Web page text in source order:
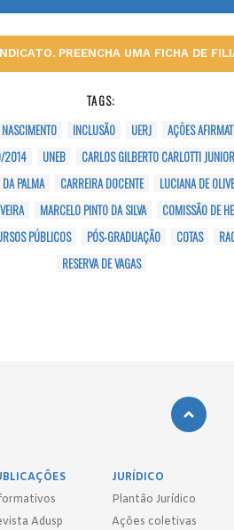
PREENCHA UMA FICHA DE
TAGS:
INCLUSÃO UERJ
AÇÕES
2014 UNEB
CARLOS GILBERTO CARLOTTI
PALMA
CARREIRA DOCENTE
LUCIANA DE
MARCELO PINTO DA SILVA
COMISSÃO DE
PÚBLICOS PÓS-GRADUAÇÃO COTAS
RESERVA DE VAGAS
Adusp
JURÍDICO
Plantão Jurídico
Ações coletivas